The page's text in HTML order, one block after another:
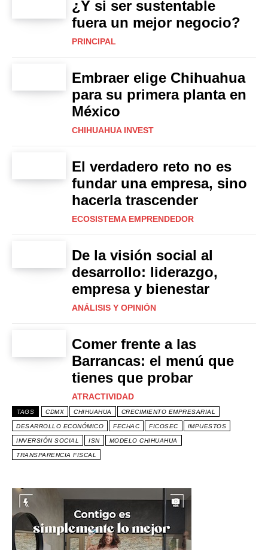
¿Y si ser sustentable
fuera un mejor negocio?
PRINCIPAL
Embraer elige Chihuahua
para su primera planta en
México
CHIHUAHUA INVEST
El verdadero reto no es
fundar una empresa, sino
hacerla trascender
ECOSISTEMA EMPRENDEDOR
De la visión social al
desarrollo: liderazgo,
empresa y bienestar
ANÁLISIS Y OPINIÓN
Comer frente a las
Barrancas: el menú que
tienes que probar
ATRACTIVIDAD
TAGS CDMX CHIHUAHUA CRECIMIENTO EMPRESARIAL
DESARROLLO ECONÓMICO FECHAC FICOSEC IMPUESTOS
INVERSIÓN SOCIAL ISN MODELO CHIHUAHUA
TRANSPARENCIA FISCAL